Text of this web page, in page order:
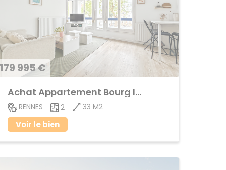
179 995 €
Achat Appartement Bourg l'Evêque
RENNES 2 33 M2
Voir le bien